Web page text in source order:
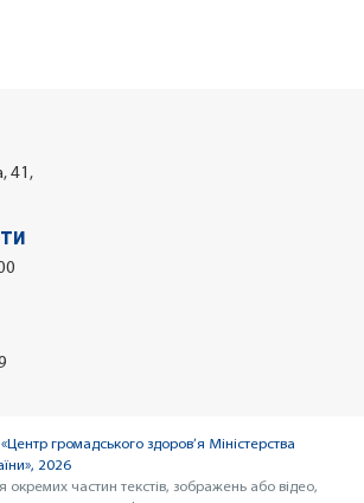
41,
громадського здоров’я Міністерства
2026
окремих частин текстів, зображень або відео,